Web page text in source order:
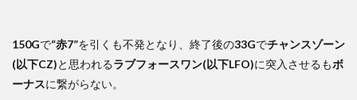
150Gで“赤7”を引くも不発となり、終了後の33Gでチャンスゾーン
(以下CZ)と思われるラブフォースワン(以下LFO)に突入させるもボ
ーナスに繋がらない。